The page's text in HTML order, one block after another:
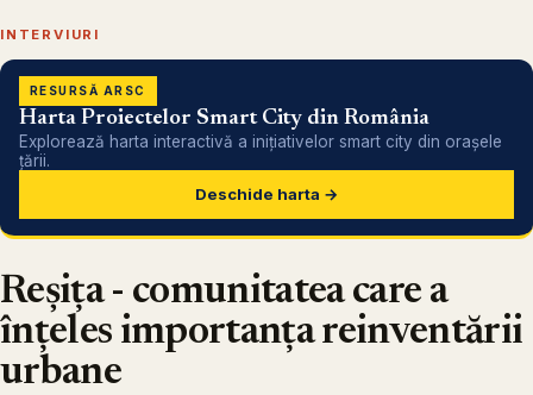
INTERVIURI
RESURSĂ ARSC
Harta Proiectelor Smart City din România
Explorează harta interactivă a inițiativelor smart city din orașele
țării.
Deschide harta →
Reșița - comunitatea care a
înțeles importanța reinventării
urbane